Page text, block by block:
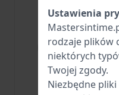
Ustawienia
rodzaje plików
niektórych
Twojej zgody.
Niezbędne